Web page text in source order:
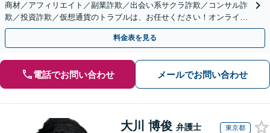
商材／アフィリエイト／副業詐欺／出会い系サクラ詐欺／コンサル詐
欺／投資詐欺／仮想通貨のトラブルは、お任せください！オンライン
のみで解決も可能！
料金表を見る
電話でお問い合わせ メールでお問い合わせ
大川 博俊 弁護士 東京都